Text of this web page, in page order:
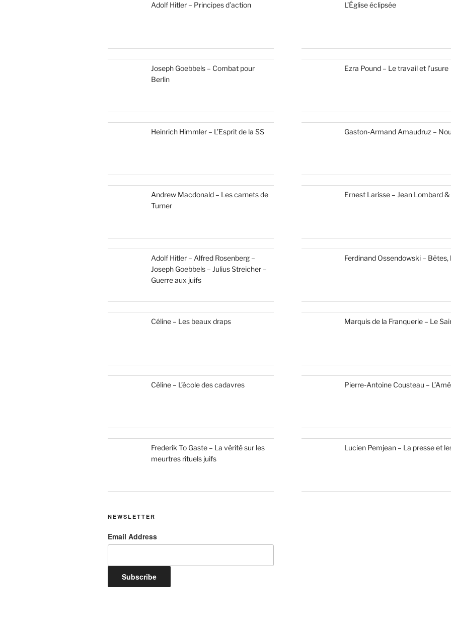
Adolf Hitler – Principes d’action
Joseph Goebbels – Combat pour
Berlin
Heinrich Himmler – L’Esprit de la SS
Andrew Macdonald – Les carnets de
Turner
Adolf Hitler – Alfred Rosenberg –
Joseph Goebbels – Julius Streicher –
Guerre aux juifs
Céline – Les beaux draps
Céline – L’école des cadavres
Frederik To Gaste – La vérité sur les
meurtres rituels juifs
NEWSLETTER
Email Address
L’Église éclipsée
Ezra Pound – Le travail et l’usure
Gaston-Armand Amaudruz –
Ernest Larisse – Jean Lombard
Ferdinand Ossendowski –
Marquis de la Franquerie – Le
Pierre-Antoine Cousteau –
Lucien Pemjean – La presse et